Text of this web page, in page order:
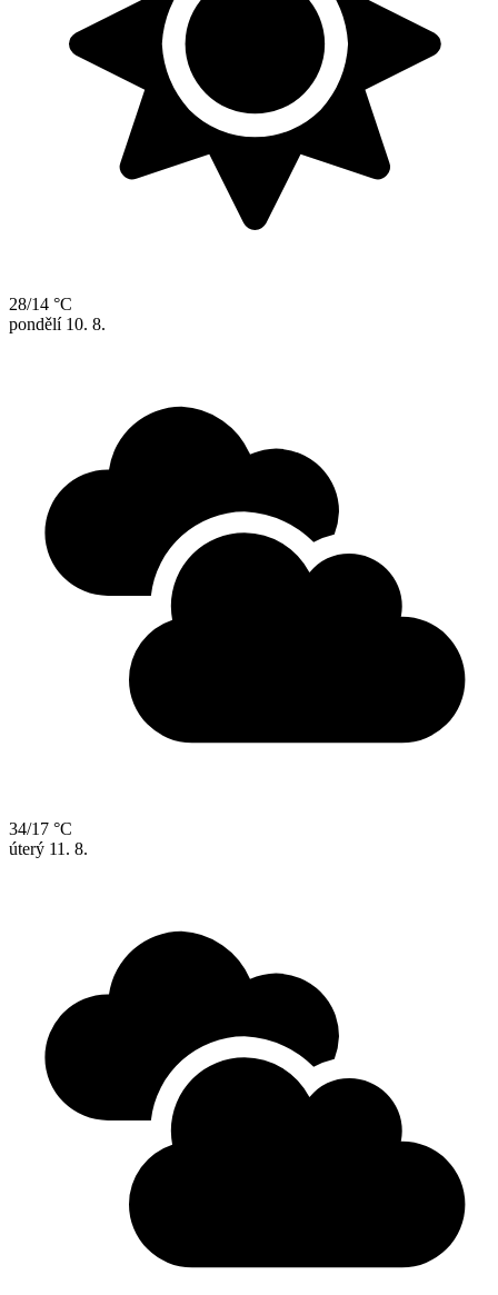
28/14 °C
pondělí 10. 8.
34/17 °C
úterý 11. 8.